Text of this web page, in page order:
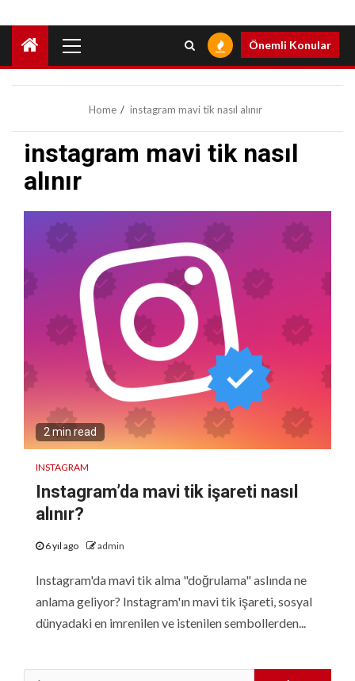
Menu
Önemli Konular
Home instagram mavi tik nasıl alınır
instagram mavi tik nasıl
alınır
2 min read
INSTAGRAM
Instagram’da mavi tik işareti nasıl
alınır?
6 yıl ago admin
Instagram'da mavi tik alma "doğrulama" aslında ne
anlama geliyor? Instagram'ın mavi tik işareti, sosyal
dünyadaki en imrenilen ve istenilen sembollerden...